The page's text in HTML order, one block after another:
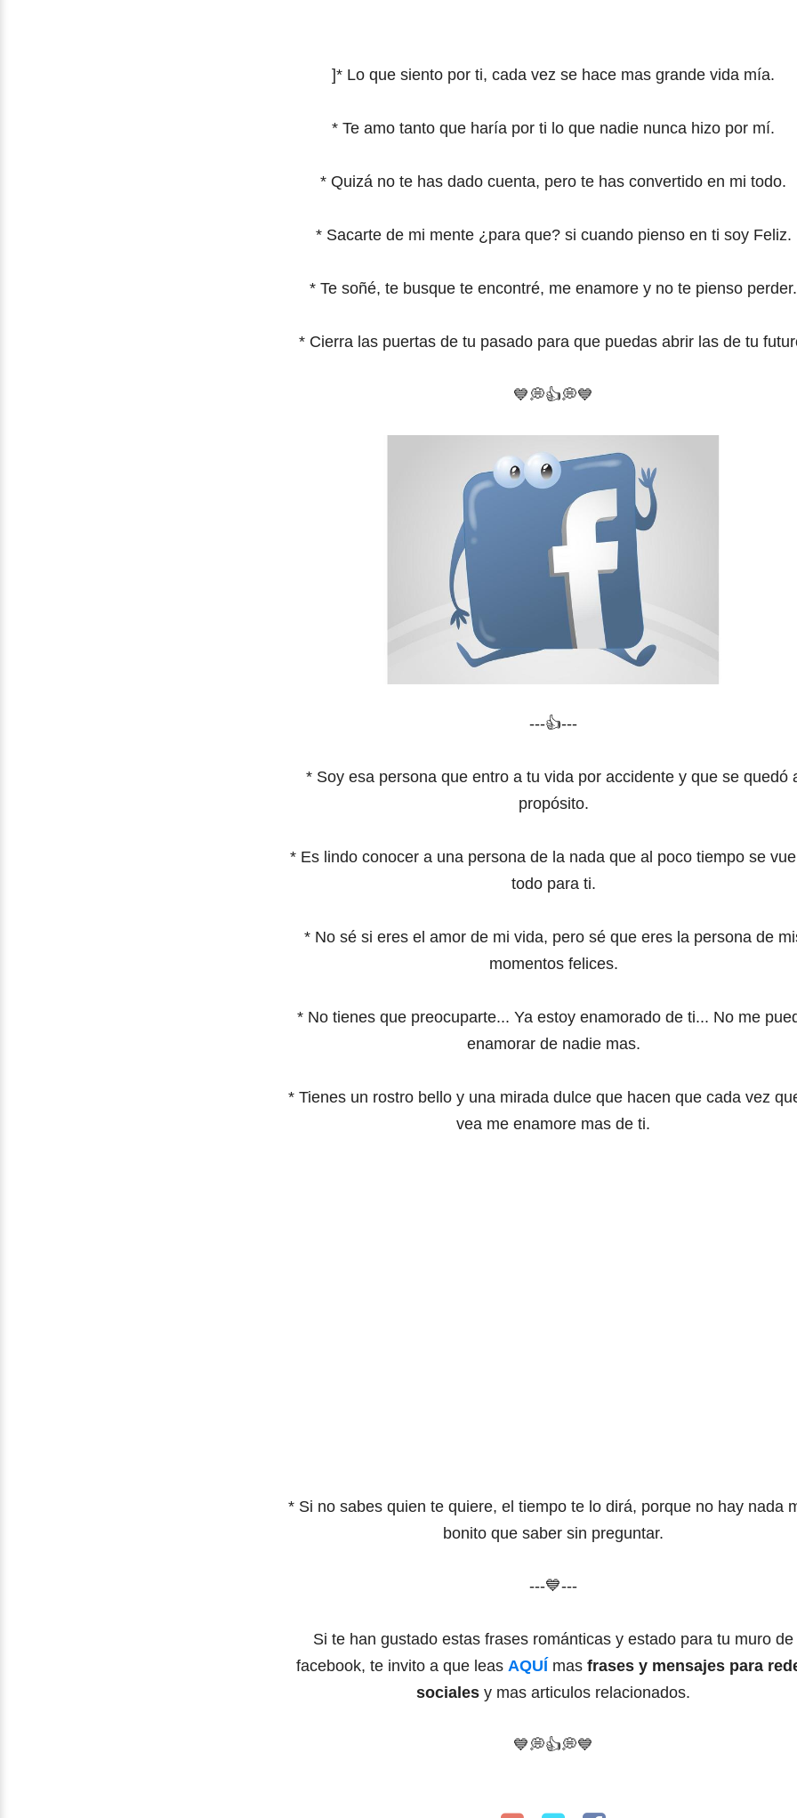
]* Lo que siento por ti, cada vez se hace mas grande vida mía.
* Te amo tanto que haría por ti lo que nadie nunca hizo por mí.
* Quizá no te has dado cuenta, pero te has convertido en mi todo.
* Sacarte de mi mente ¿para que? si cuando pienso en ti soy Feliz.
* Te soñé, te busque te encontré, me enamore y no te pienso perder.
* Cierra las puertas de tu pasado para que puedas abrir las de tu
💙💭👍💭💙
---👍---
* Soy esa persona que entro a tu vida por accidente y que se quedó
propósito.
* Es lindo conocer a una persona de la nada que al poco tiempo se
todo para ti.
* No sé si eres el amor de mi vida, pero sé que eres la persona de
momentos felices.
* No tienes que preocuparte... Ya estoy enamorado de ti... No me
enamorar de nadie mas.
* Tienes un rostro bello y una mirada dulce que hacen que cada vez
vea me enamore mas de ti.
* Si no sabes quien te quiere, el tiempo te lo dirá, porque no hay nada
bonito que saber sin preguntar.
---💙---
Si te han gustado estas frases románticas y estado para tu muro de
facebook, te invito a que leas AQUÍ mas frases y mensajes para
sociales y mas articulos relacionados.
💙💭👍💭💙